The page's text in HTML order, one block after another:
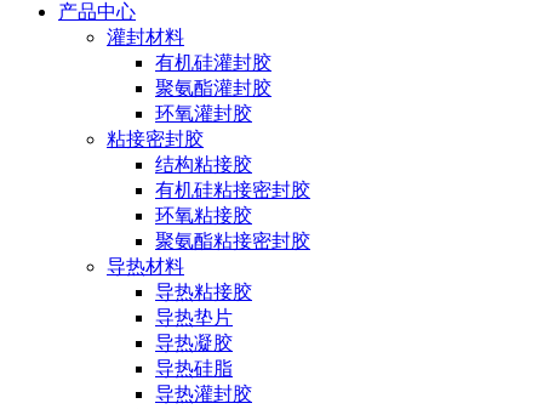
产品中心
灌封材料
有机硅灌封胶
聚氨酯灌封胶
环氧灌封胶
粘接密封胶
结构粘接胶
有机硅粘接密封胶
环氧粘接胶
聚氨酯粘接密封胶
导热材料
导热粘接胶
导热垫片
导热凝胶
导热硅脂
导热灌封胶